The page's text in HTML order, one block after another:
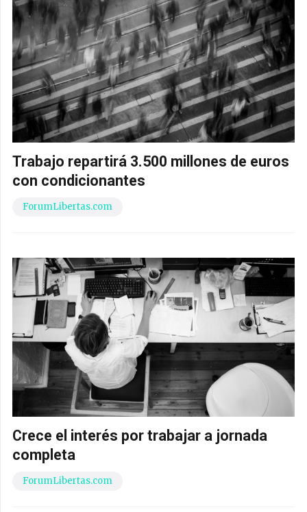
Trabajo repartirá 3.500 millones de euros
con condicionantes
ForumLibertas.com
Crece el interés por trabajar a jornada
completa
ForumLibertas.com